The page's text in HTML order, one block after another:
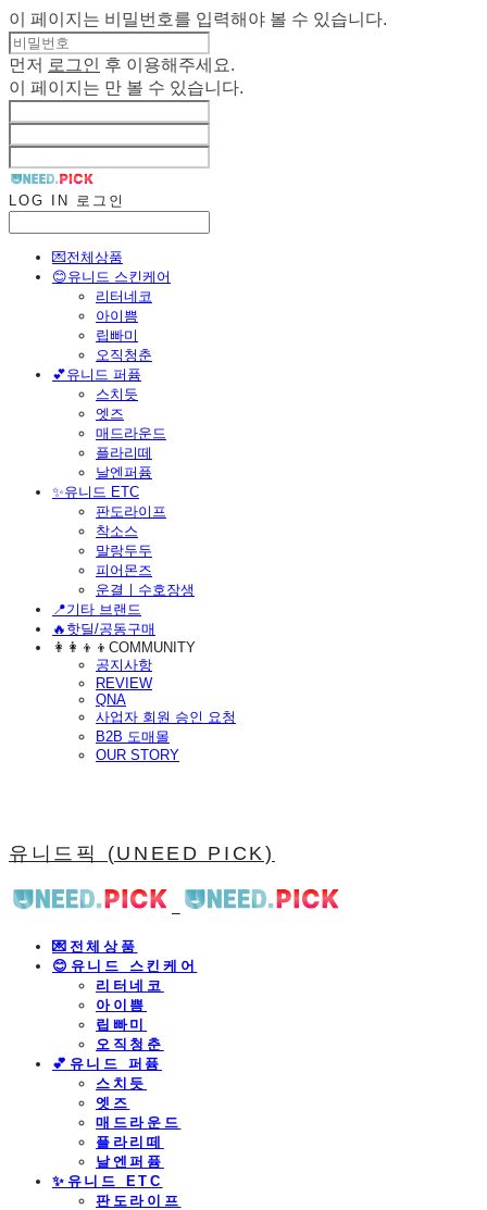
이 페이지는 비밀번호를 입력해야 볼 수 있습니다.
먼저 로그인
후 이용해주세요.
이 페이지는 만 볼 수 있습니다.
LOG IN 로그인
💌전체상품
😊유니드 스킨케어
리터네코
아이쁨
립빠미
오직청춘
💕유니드 퍼퓸
스치듯
엣즈
매드라운드
플라리떼
날엔퍼퓸
​✨유니드 ETC
판도라이프
착소스
말랑두두
피어몬즈
운결ㅣ수호장생
📍기타 브랜드
🔥핫딜/공동구매
👩‍👩‍👦‍👦COMMUNITY
공지사항
REVIEW
QNA
사업자 회원 승인 요청
B2B 도매몰
OUR STORY
유니드픽 (UNEED PICK)
💌전체상품
😊유니드 스킨케어
리터네코
아이쁨
립빠미
오직청춘
💕유니드 퍼퓸
스치듯
엣즈
매드라운드
플라리떼
날엔퍼퓸
​✨유니드 ETC
판도라이프